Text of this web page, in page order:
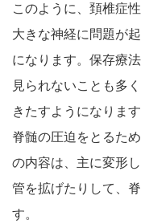
このように、頚椎症
大きな神経に問題が
になります。保存療
見られないことも多
きたすようになりま
脊髄の圧迫をとるた
の内容は、主に変形
管を拡げたりして、
す。